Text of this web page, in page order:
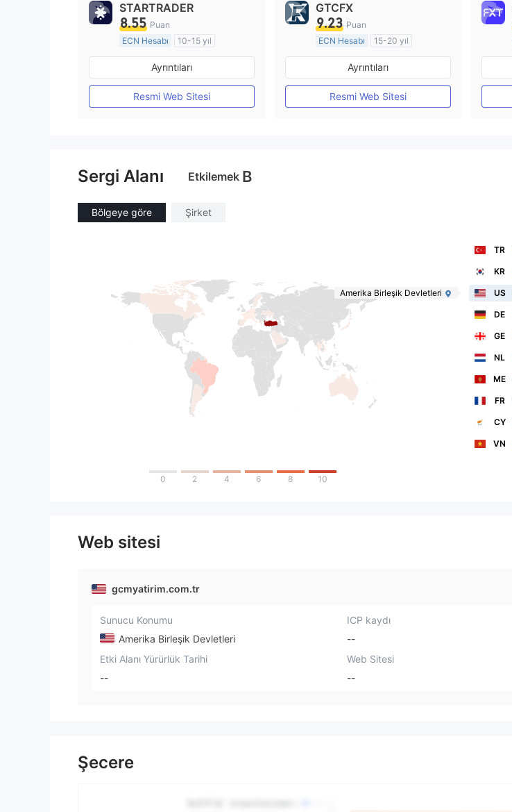
STARTRADER
8.55 Puan
ECN Hesabı
10-15 yıl
Düzenleyici Ülke/Bölge: Avustralya
Pazar Yapıcılık (MM)
MT4 Tam Lisans
Ayrıntıları
Resmi Web Sitesi
GTCFX
9.23 Puan
ECN Hesabı
15-20 yıl
Düzenleyici Ülke/Bölge: Birleşik Krallık
Pazar Yapıcılık (MM)
MT4 Tam Lisans
Ayrıntıları
Resmi Web Sitesi
Sergi Alanı Etkilemek B
Bölgeye göre Şirket
0 2 4 6 8 10
TR
KR
Amerika Birleşik Devletleri US
DE
GE
NL
ME
FR
CY
VN
Web sitesi
gcmyatirim.com.tr
Sunucu Konumu
Amerika Birleşik Devletleri
ICP kaydı
--
Etki Alanı Yürürlük Tarihi
--
Web Sitesi
--
Şecere